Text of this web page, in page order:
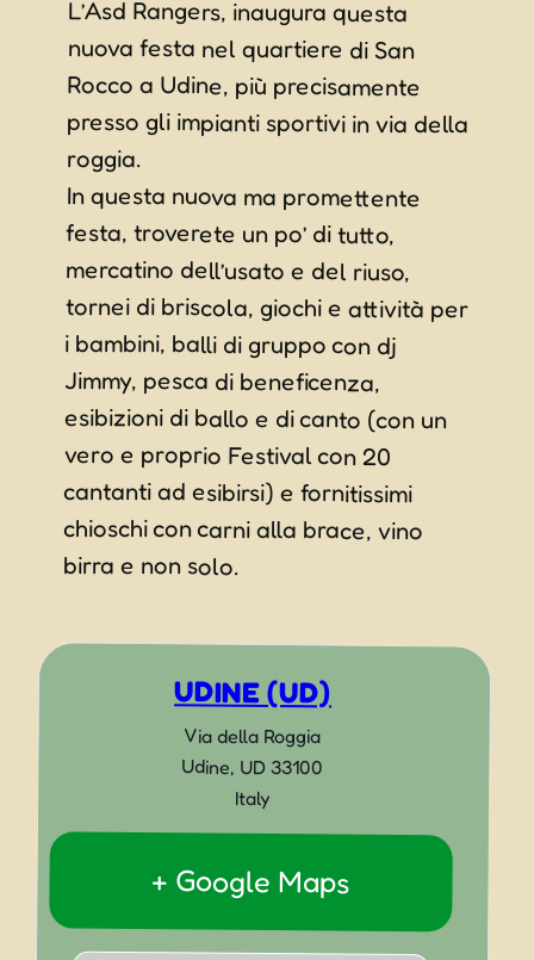
L’Asd Rangers, inaugura questa
nuova festa nel quartiere di San
Rocco a Udine, più precisamente
presso gli impianti sportivi in via della
roggia.
In questa nuova ma promettente
festa, troverete un po’ di tutto,
mercatino dell’usato e del riuso,
tornei di briscola, giochi e attività per
i bambini, balli di gruppo con dj
Jimmy, pesca di beneficenza,
esibizioni di ballo e di canto (con un
vero e proprio Festival con 20
cantanti ad esibirsi) e fornitissimi
chioschi con carni alla brace, vino
birra e non solo.
UDINE (UD)
Via della Roggia
Udine, UD33100
Italy
+ Google Maps